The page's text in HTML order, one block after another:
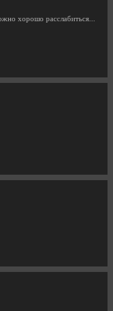
хорошо расслабиться...